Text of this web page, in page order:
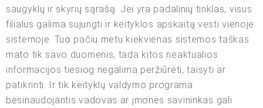
saugyklų ir skyrių sąrašą. Jei yra padalinių tinklas, visus
filialus galima sujungti ir keityklos apskaitą vesti vienoje
sistemoje. Tuo pačiu metu kiekvienas sistemos taškas
mato tik savo duomenis, tada kitos neaktualios
informacijos tiesiog negalima peržiūrėti, taisyti ar
patikrinti. Ir tik keityklų valdymo programa
besinaudojantis vadovas ar įmonės savininkas gali